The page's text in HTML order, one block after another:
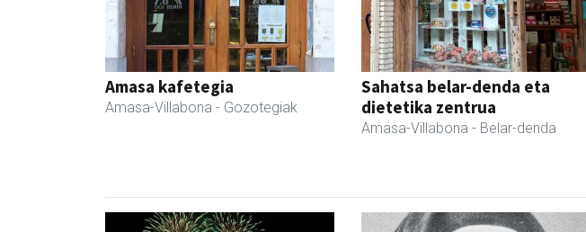
Amasa kafetegia
Amasa-Villabona - Gozotegiak
Sahatsa belar-denda eta
dietetika zentrua
Amasa-Villabona - Belar-denda